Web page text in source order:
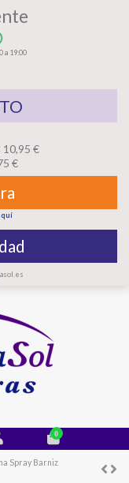
a 19:00
10,95 €
€
0
Spray Barniz